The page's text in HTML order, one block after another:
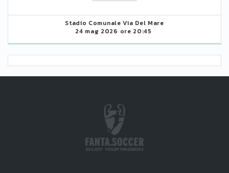
Stadio Comunale Via Del Mare
24 mag 2026 ore 20:45